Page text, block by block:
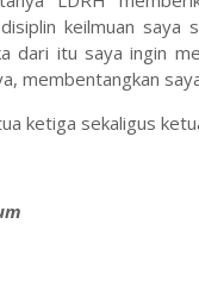
keilmuan saya
dari itu saya ingin
membentangkan
ketiga sekaligus